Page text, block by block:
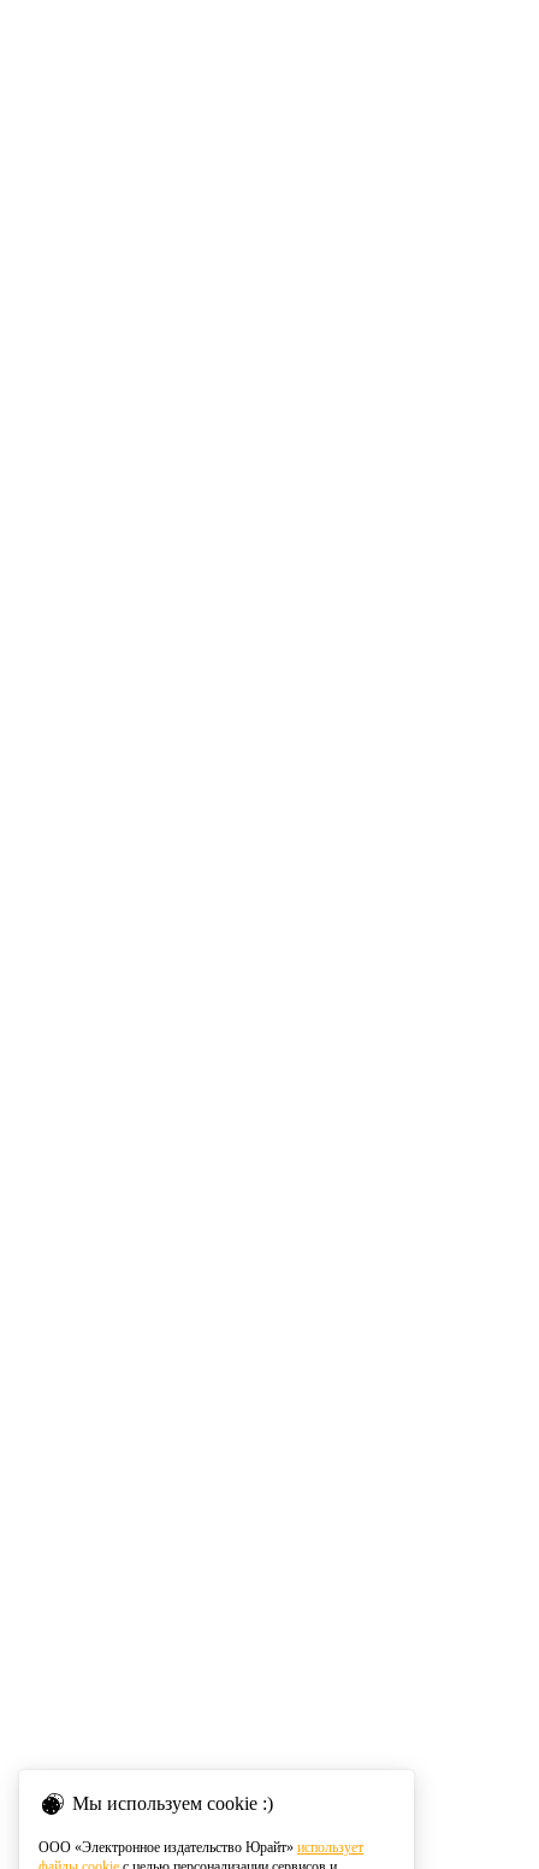
Мы используем cookie :)
ООО «Электронное издательство Юрайт» использует